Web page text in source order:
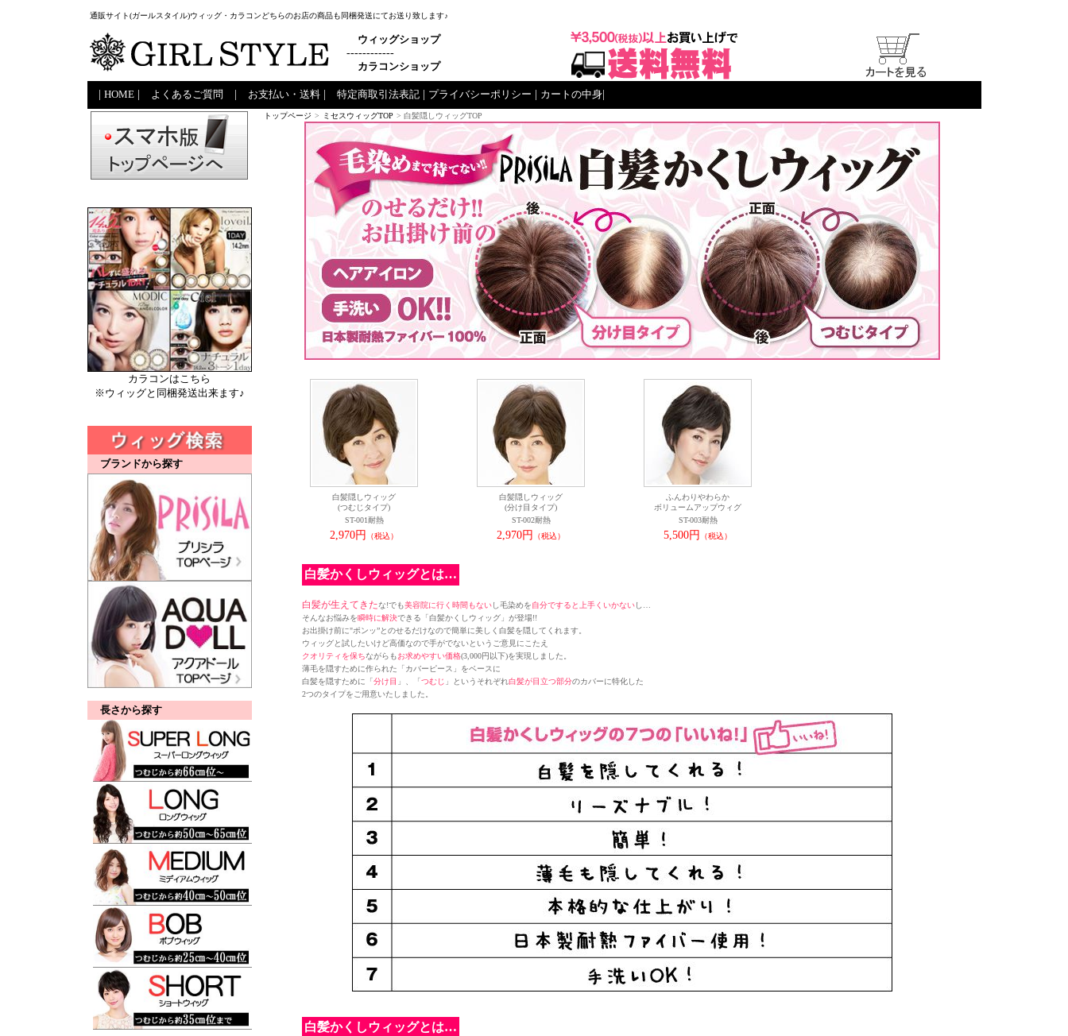
通販サイト(ガールスタイル)ウィッグ・カラコンどちらのお店の商品も同梱発送にてお送り致します♪
ウィッグショップ
------------
カラコンショップ
HOME よくあるご質問 お支払い・送料 特定商取引法表記 プライバシーポリシー カートの中身|
カラコンはこちら
※ウィッグと同梱発送出来ます♪
ブランドから探す
長さから探す
トップページ > ミセスウィッグTOP > 白髪隠しウィッグTOP
白髪隠しウィッグ
(つむじタイプ)
ST-001耐熱
2,970円
（税込）
白髪隠しウィッグ
(分け目タイプ)
ST-002耐熱
2,970円
（税込）
ふんわりやわらか
ボリュームアップウィグ
ST-003耐熱
5,500円
（税込）
白髪かくしウィッグとは…
白髪が生えてきたな!でも美容院に行く時間もないし毛染めを自分ですると上手くいかないし…
そんなお悩みを瞬時に解決できる「白髪かくしウィッグ」が登場!!
お出掛け前に"ポンッ”とのせるだけなので簡単に美しく白髪を隠してくれます。
ウィッグと試したいけど高価なので手がでないというご意見にこたえ
クオリティを保ちながらもお求めやすい価格(3,000円以下)を実現しました。
薄毛を隠すために作られた「カバーピース」をベースに
白髪を隠すために「分け目 」、「つむじ 」というそれぞれ白髪が目立つ部分のカバーに特化した
2つのタイプをご用意いたしました。
白髪かくしウィッグとは…